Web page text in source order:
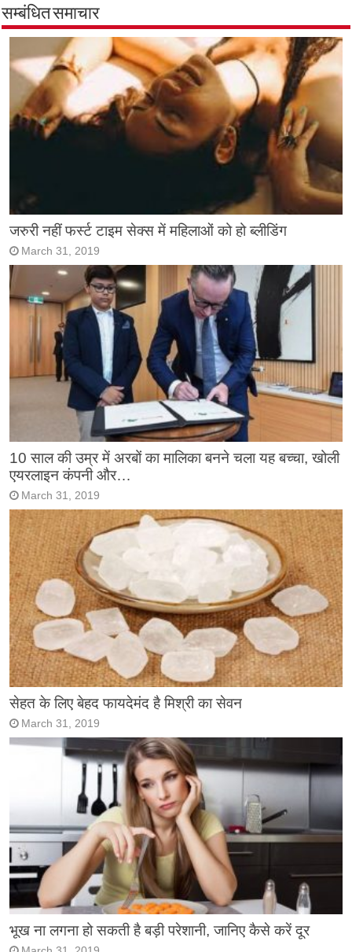
सम्बंधित समाचार
जरुरी नहीं फर्स्ट टाइम सेक्स में महिलाओं को हो ब्लीडिंग
March 31, 2019
10 साल की उम्र में अरबों का मालिका बनने चला यह बच्चा, खोली
एयरलाइन कंपनी और…
March 31, 2019
सेहत के लिए बेहद फायदेमंद है मिश्री का सेवन
March 31, 2019
भूख ना लगना हो सकती है बड़ी परेशानी, जानिए कैसे करें दूर